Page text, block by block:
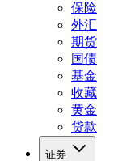
保险
外汇
期货
国债
基金
收藏
黄金
贷款
证券